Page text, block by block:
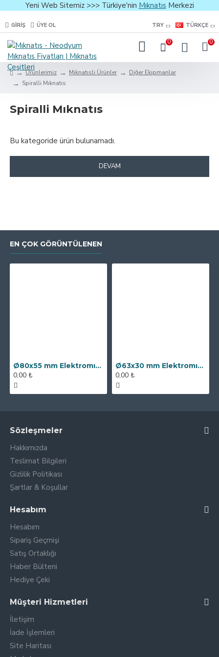
Yeni Web Sitemiz >>> Türkiye'nin Mıknatıs Merkezi
GIRIŞ ÜYE OL TRY TÜRKÇE
0 0
Ürünlerimiz Mıknatıslı Ürünler
Diğer Ekipmanlar
Spiralli Mıknatıs
Spiralli Mıknatıs
Bu kategoride ürün bulunamadı.
DEVAM
EN ÇOK GÖRÜNTÜLENEN
Ø80x55 mm Elektromıknatıs - 250 kg Çekim Gücü
0,00 ₺
Ø63x30 mm Elektromıknatıs - 100 kg Çekim Gücü
0,00 ₺
Sözleşmeler
Hakkımızda
Teslimat Bilgileri
Gizlilik Politikası
Şartlar & Koşullar
Hesabım
Hesabım
Sipariş Geçmişi
Satış Ortaklığı
Haber Bülteni
Hediye Çeki
Müşteri Hizmetleri
İletişim
İade İşlemleri
Site Haritası